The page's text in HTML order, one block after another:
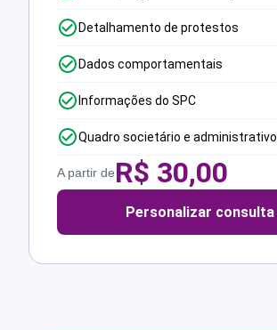
Detalhamento de protestos
Dados comportamentais
Informações do SPC
Quadro societário e administrativo
A partir deR$ 30,00
Personalizar consulta